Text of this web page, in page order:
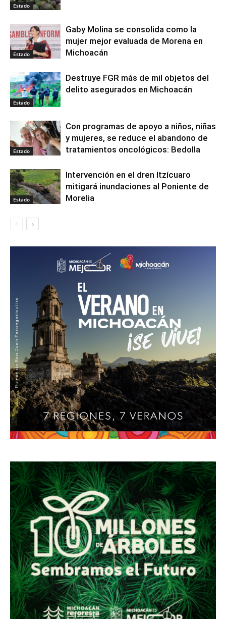
Estado
Estado
Gaby Molina se consolida como la
mujer mejor evaluada de Morena en
Michoacán
Estado
Destruye FGR más de mil objetos del
delito asegurados en Michoacán
Estado
Con programas de apoyo a niños, niñas
y mujeres, se reduce el abandono de
tratamientos oncológicos: Bedolla
Estado
Intervención en el dren Itzícuaro
mitigará inundaciones al Poniente de
Morelia